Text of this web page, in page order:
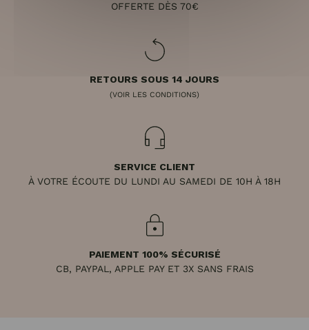
OFFERTE DÈS 70€
RETOURS SOUS 14 JOURS
(VOIR LES CONDITIONS)
SERVICE CLIENT
À VOTRE ÉCOUTE DU LUNDI AU SAMEDI DE 10H À 18H
PAIEMENT 100% SÉCURISÉ
CB, PAYPAL, APPLE PAY ET 3X SANS FRAIS